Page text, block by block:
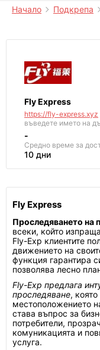
Начало Подкрепа
Fly Express
https://fly-express.xyz
въведете името на
-
Средно време за
10 дни
Fly Express
Проследяването на
всеки, който
Fly-Exp клиентите
движението на
функция гарантира
позволява лесно
Fly-Exp предлага
проследяване,
местоположението
става въпрос за
потребители,
комуникацията и
услуга.